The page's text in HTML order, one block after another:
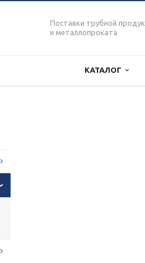
Поставки трубной
и металлопроката
КАТАЛОГ